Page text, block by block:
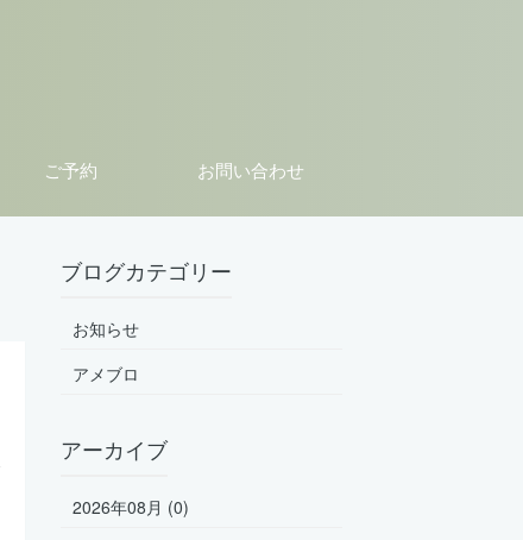
ご予約 お問い合わせ
ブログカテゴリー
お知らせ
アメブロ
アーカイブ
2026年08月 (0)